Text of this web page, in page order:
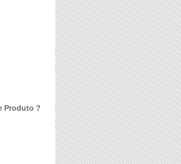
Produto ?